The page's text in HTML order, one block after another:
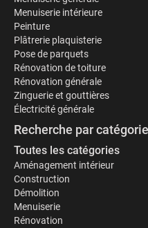
Menuiserie intérieure
Peinture
Plâtrerie plaquisterie
Pose de parquets
Rénovation de toiture
Rénovation générale
Zinguerie et gouttières
Électricité générale
Recherche par catégorie
Toutes les catégories
Aménagement intérieur
Construction
Démolition
Menuiserie
Rénovation